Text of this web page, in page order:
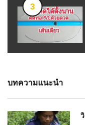
3
บทความแนะนำ